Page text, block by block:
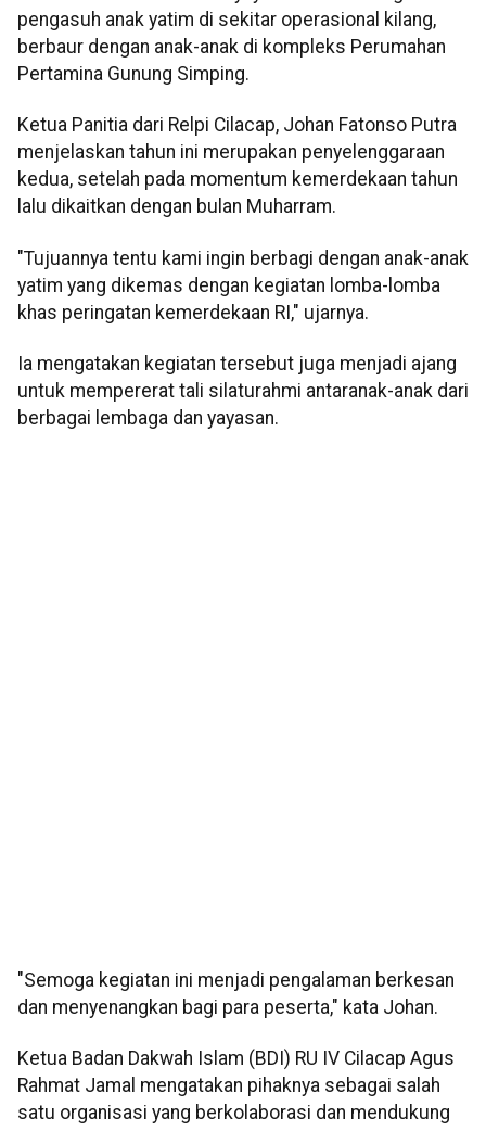
pengasuh anak yatim di sekitar operasional kilang,
berbaur dengan anak-anak di kompleks Perumahan
Pertamina Gunung Simping.
Ketua Panitia dari Relpi Cilacap, Johan Fatonso Putra
menjelaskan tahun ini merupakan penyelenggaraan
kedua, setelah pada momentum kemerdekaan tahun
lalu dikaitkan dengan bulan Muharram.
"Tujuannya tentu kami ingin berbagi dengan anak-anak
yatim yang dikemas dengan kegiatan lomba-lomba
khas peringatan kemerdekaan RI," ujarnya.
Ia mengatakan kegiatan tersebut juga menjadi ajang
untuk mempererat tali silaturahmi antaranak-anak dari
berbagai lembaga dan yayasan.
"Semoga kegiatan ini menjadi pengalaman berkesan
dan menyenangkan bagi para peserta," kata Johan.
Ketua Badan Dakwah Islam (BDI) RU IV Cilacap Agus
Rahmat Jamal mengatakan pihaknya sebagai salah
satu organisasi yang berkolaborasi dan mendukung